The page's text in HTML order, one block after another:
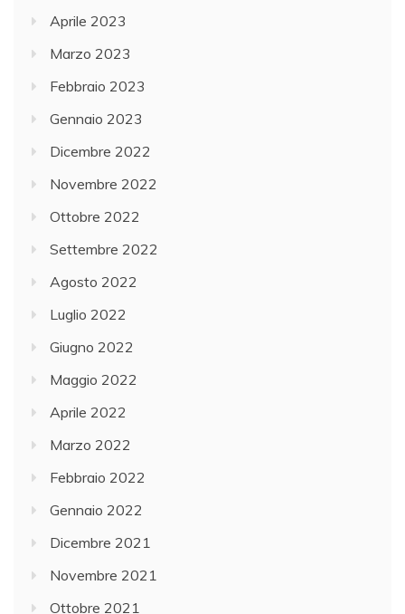
Aprile 2023
Marzo 2023
Febbraio 2023
Gennaio 2023
Dicembre 2022
Novembre 2022
Ottobre 2022
Settembre 2022
Agosto 2022
Luglio 2022
Giugno 2022
Maggio 2022
Aprile 2022
Marzo 2022
Febbraio 2022
Gennaio 2022
Dicembre 2021
Novembre 2021
Ottobre 2021